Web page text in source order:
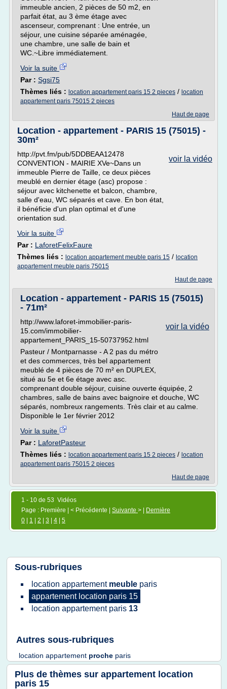
immeuble ancien, 2 pièces de 50 m2, en
parfait état, au 3 ème étage avec
ascenseur, comprenant : Une entrée, un
séjour, une cuisine séparée aménagée,
une chambre, une salle de bain et
WC.~Libre immédiatement.
Voir la suite
Par : Sgsi75
Thèmes liés : location appartement paris 15 2 pieces / location
appartement paris 75015 2 pieces
Haut de page
Location - appartement - PARIS 15 (75015) -
30m²
voir la vidéo
http://pvt.fm/pub/5DDBEAA12478
CONVENTION - MAIRIE XVe~Dans un
immeuble Pierre de Taille, ce deux pièces
meublé en dernier étage (asc) propose :
séjour avec kitchenette et balcon, chambre,
salle d'eau, WC séparés et cave. En bon état,
il bénéficie d'un plan optimal et d'une
orientation sud.
Voir la suite
Par : LaforetFelixFaure
Thèmes liés : location appartement meuble paris 15 / location
appartement meuble paris 75015
Haut de page
Location - appartement - PARIS 15 (75015)
- 71m²
voir la vidéo
http://www.laforet-immobilier-paris-
15.com/immobilier-
appartement_PARIS_15-50737952.html
Pasteur / Montparnasse - A 2 pas du métro
et des commerces, très bel appartement
meublé de 4 pièces de 70 m² en DUPLEX,
situé au 5e et 6e étage avec asc.
comprenant double séjour, cuisine ouverte équipée, 2
chambres, salle de bains avec baignoire et douche, WC
séparés, nombreux rangements. Très clair et au calme.
Disponible le 1er février 2012
Voir la suite
Par : LaforetPasteur
Thèmes liés : location appartement paris 15 2 pieces / location
appartement paris 75015 2 pieces
Haut de page
1 - 10 de 53 Vidéos
Page : Première | < Précédente | Suivante > |
Dernière
0
1 2 3 4 5
Sous-rubriques
location appartement meuble paris
appartement location paris 15
location appartement paris 13
Autres sous-rubriques
location appartement proche paris
Plus de thèmes sur appartement location
paris 15